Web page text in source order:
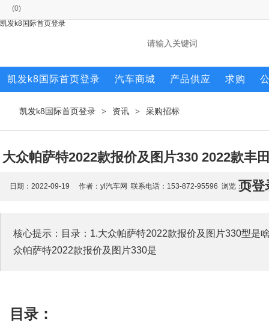
(0)
凯发k8国际首页登录
凯发k8国际首页登录 汽车商城 产品供应 求购
凯发k8国际首页登录 > 资讯 > 采购招标
大众帕萨特2022款报价及图片330 2022款丰
页登
日期：2022-09-19 作者：yl汽车网 联系电话：153-872-95596 浏览：19
核心提示：目录：1.大众帕萨特2022款报价及图片330型是
众帕萨特2022款报价及图片330是
目录：